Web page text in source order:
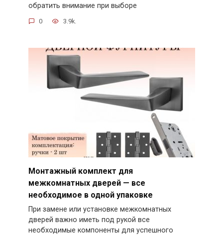
обратить внимание при выборе
0 3.9k.
Монтажный комплект для
межкомнатных дверей — все
необходимое в одной упаковке
При замене или установке межкомнатных
дверей важно иметь под рукой все
необходимые компоненты для успешного